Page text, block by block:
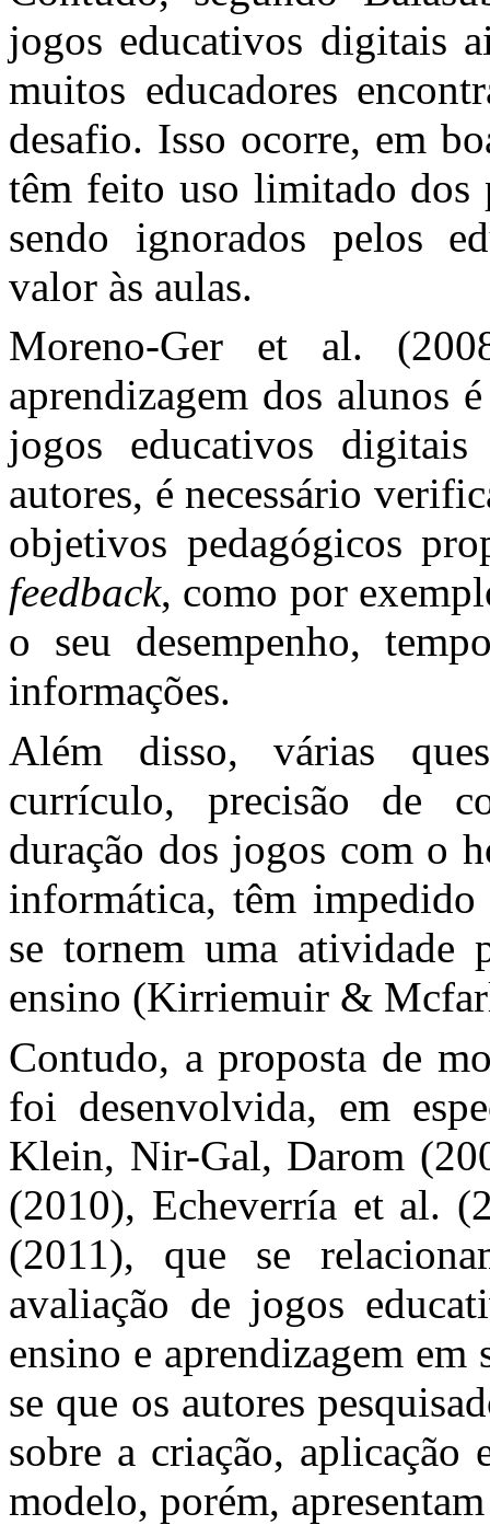
jogos educativos digitais
muitos educadores
desafio. Isso ocorre, em
têm feito uso limitado dos
sendo ignorados pelos
valor às aulas.
Moreno-Ger et al.
aprendizagem dos alunos
jogos educativos digitais
autores, é necessário
objetivos pedagógicos
feedback, como por
o seu desempenho,
informações.
Além disso, várias
currículo, precisão de
duração dos jogos com o
informática, têm
se tornem uma atividade
ensino (Kirriemuir &
Contudo, a proposta de
foi desenvolvida, em
Klein, Nir-Gal, Darom
(2010), Echeverría et al.
(2011), que se
avaliação de jogos
ensino e aprendizagem em
se que os autores
sobre a criação, aplicação
modelo, porém,